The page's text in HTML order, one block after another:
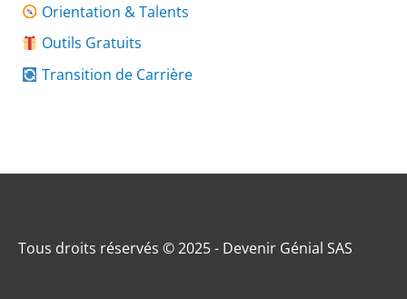
Orientation & Talents
Outils Gratuits
Transition de Carrière
Tous droits réservés © 2025 - Devenir Génial SAS